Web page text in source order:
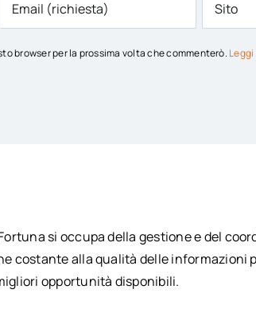
browser per la prossima volta che commenterò.
si occupa della gestione e del
costante alla qualità delle informazioni
opportunità disponibili.